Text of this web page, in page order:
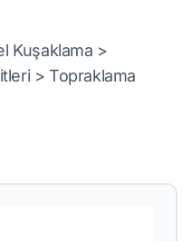
Kuşaklama >
> Topraklama